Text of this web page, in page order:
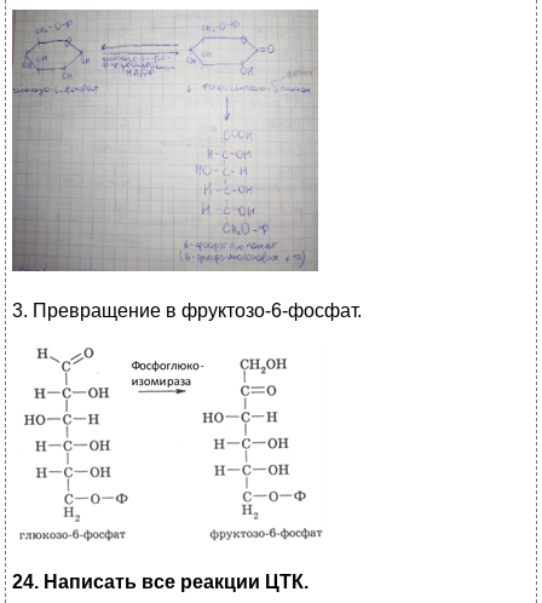
3. Превращение в фруктозо-6-фосфат.
24. Написать все реакции ЦТК.